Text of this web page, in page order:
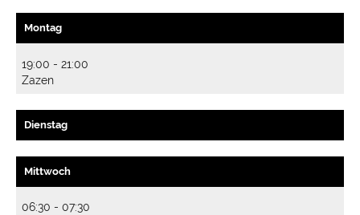
Montag
19:00 - 21:00
Zazen
Dienstag
Mittwoch
06:30 - 07:30